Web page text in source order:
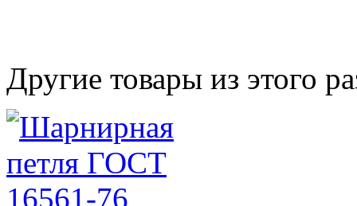
Другие товары из этого